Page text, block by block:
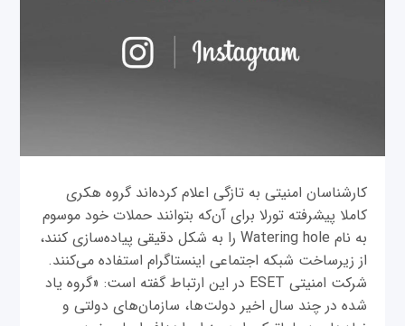
کارشناسان امنیتی به تازگی اعلام کرده‌اند گروه هکری
کاملا پیشرفته تورلا برای آن‌که بتوانند حملات خود موسوم
به نام Watering hole را به شکل دقیقی پیاده‌سازی کنند،
از زیرساخت شبکه اجتماعی اینستاگرام استفاده می‌کنند.
شرکت امنیتی ESET در این ارتباط گفته است: «گروه یاد
شده در چند سال اخیر دولت‌ها، سازمان‌های دولتی و